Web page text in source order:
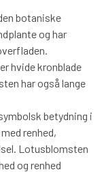
botaniske
og har
hvide kronblade
har også lange
betydning i
renhed,
Lotusblomsten
og renhed